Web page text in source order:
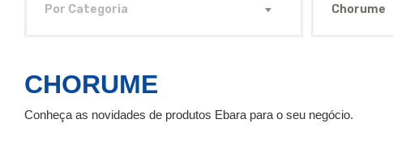
Por Categoria Chorume
CHORUME
Conheça as novidades de produtos Ebara para o seu negócio.